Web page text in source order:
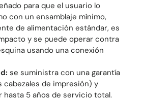
para que el usuario lo
con un ensamblaje mínimo,
de alimentación estándar, es
y se puede operar contra
usando una conexión
se suministra con una garantía
cabezales de impresión) y
hasta 5 años de servicio total.